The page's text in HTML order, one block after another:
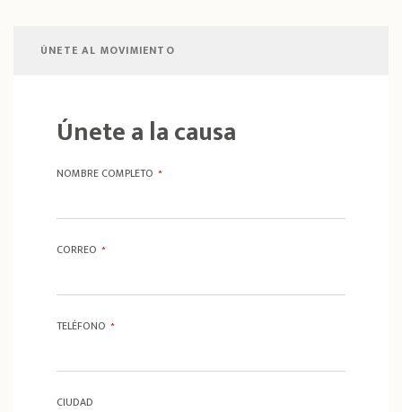
ÚNETE AL MOVIMIENTO
Únete a la causa
NOMBRE COMPLETO *
CORREO *
TELÉFONO *
CIUDAD